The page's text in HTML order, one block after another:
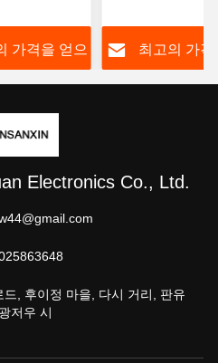
가격을 얻으
Oled TV TV
최고의 가격
Electronics Co., Ltd.
, 후이정 마을, 다시 거리, 판유
저우 시